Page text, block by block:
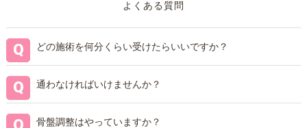
よくある質問
どの施術を何分くらい受けたらいいですか？
通わなければいけませんか？
骨盤調整はやっていますか？